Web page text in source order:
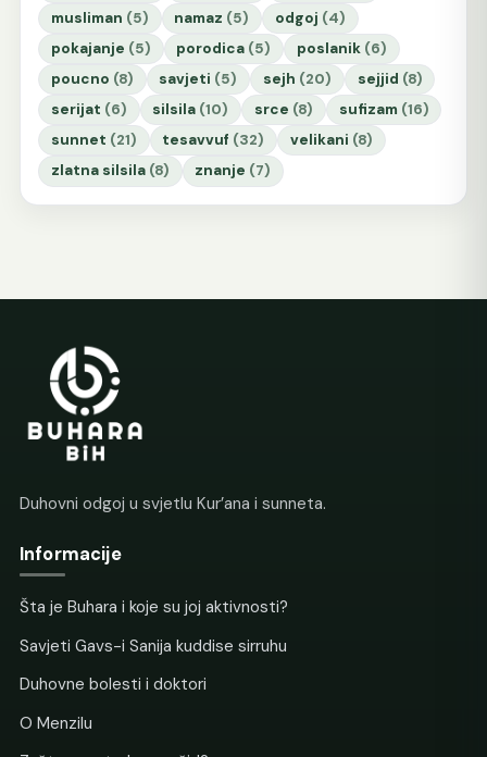
musliman (5) namaz (5) odgoj (4)
pokajanje (5) porodica (5) poslanik (6)
poucno (8) savjeti (5) sejh (20) sejjid (8)
serijat (6) silsila (10) srce (8) sufizam (16)
sunnet (21) tesavvuf (32) velikani (8)
zlatna silsila (8) znanje (7)
Duhovni odgoj u svjetlu Kur’ana i sunneta.
Informacije
Šta je Buhara i koje su joj aktivnosti?
Savjeti Gavs-i Sanija kuddise sirruhu
Duhovne bolesti i doktori
O Menzilu